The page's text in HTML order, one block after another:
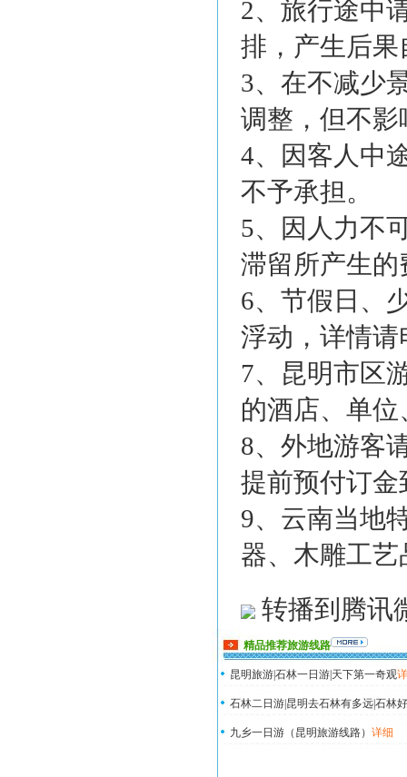
2、旅行途中
排，产生后果
3、在不减少
调整，但不
4、因客人中
不予承担。
5、因人力不
滞留所产生
6、节假日、
浮动，详情
7、昆明市区
的酒店、单
8、外地游客
提前预付订
9、云南当地
器、木雕工
转播到腾讯
精品推荐旅游线路
昆明旅游|石林一日游|天下第一奇观
石林二日游|昆明去石林有多远|石林
详细
九乡一日游（昆明旅游线路）